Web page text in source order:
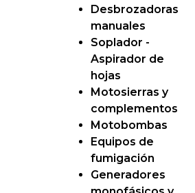
Desbrozadoras
manuales
Soplador -
Aspirador de
hojas
Motosierras y
complementos
Motobombas
Equipos de
fumigación
Generadores